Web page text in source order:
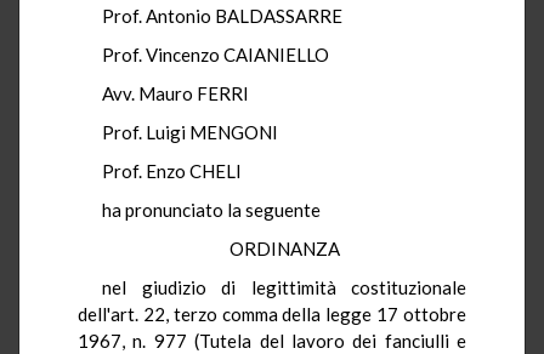
Prof. Antonio BALDASSARRE
Prof. Vincenzo CAIANIELLO
Avv. Mauro FERRI
Prof. Luigi MENGONI
Prof. Enzo CHELI
ha pronunciato la seguente
ORDINANZA
nel giudizio di legittimità costituzionale
dell'art. 22, terzo comma della legge 17 ottobre
1967, n. 977 (Tutela del lavoro dei fanciulli e